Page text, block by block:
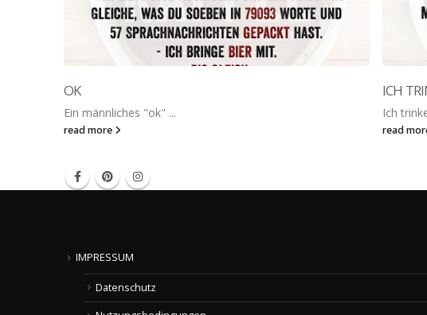
OK
Ein männliches "ok" ...
read more
ICH
Ich
read
IMPRESSUM
Datenschutz